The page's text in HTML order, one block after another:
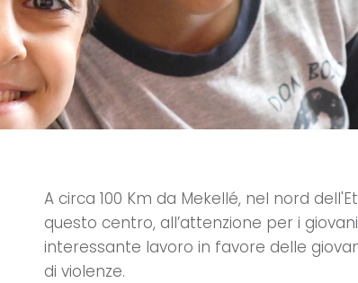
A circa 100 Km da Mekellé, nel nord
questo centro, all’attenzione per i
interessante lavoro in favore delle
di violenze.